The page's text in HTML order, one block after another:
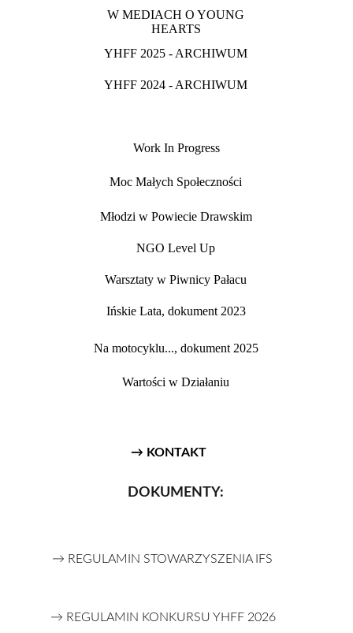
Work In Progress
YHFF 2025 - ARCHIWUM
YHFF 2024 - ARCHIWUM
W MEDIACH O YOUNG
HEARTS
Moc Małych Społeczności
Młodzi w Powiecie Drawskim
NGO Level Up
Warsztaty w Piwnicy Pałacu
Ińskie Lata, dokument 2023
Na motocyklu..., dokument 2025
→ REGULAMIN STOWARZYSZENIA IFS
→ REGULAMIN KONKURSU YHFF 2026
DOKUMENTY:
→ KONTAKT
Wartości w Działaniu